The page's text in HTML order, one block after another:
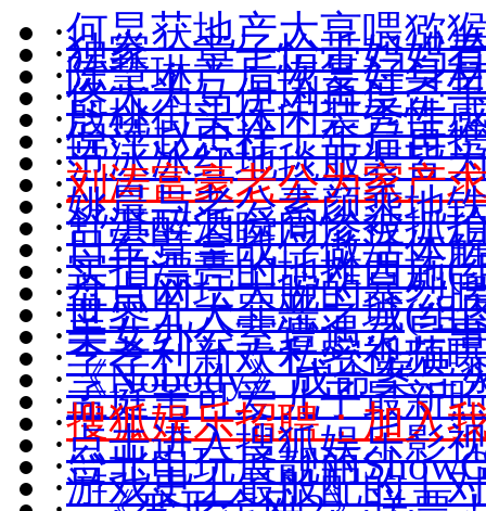
·何炅获地产大亨喂猕
·独家：章子怡带妈妈
·陈慧琳产后恢复好身
·佟大为马伊琍再度牵
·殷桃街头休闲装秀性
·倪萍赵忠祥十年后再
·范冰冰红地毯服装皆
·刘涛富豪老公为家产
·姚晨与老公素颜乘地
·舒淇醉酒瞬间惨被抓
·日军竟拿战俘做活体
·实拍漂亮的地摊西施(
·盘点网坛大腕的暴烈
·世界九大罪恶之城(组
·美女办公室遭遇灵异
·李孝利新欢私密视频
·《Nobody》成命案导
·孟庭苇可爱儿子最新
·搜狐娱乐招聘：加入
·点击进入搜狐娱乐影
·台北电玩展靓丽
·游戏史上最般配的十